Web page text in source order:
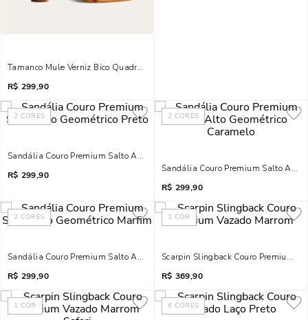
Tamanco Mule Verniz Bico Quadrado Salto Geométrico Caramelo Doce De
R$ 299,90
2 CORES
Sandália Couro Premium Salto Alto Geométrico Preto
R$ 299,90
2 CORES
Sandália Couro Premium Salto Alto
R$ 299,90
2 CORES
Sandália Couro Premium Salto Alto Geométrico Marfim
R$ 299,90
1 COR
Scarpin Slingback Couro Premium
R$ 369,90
1 COR 6 CORES